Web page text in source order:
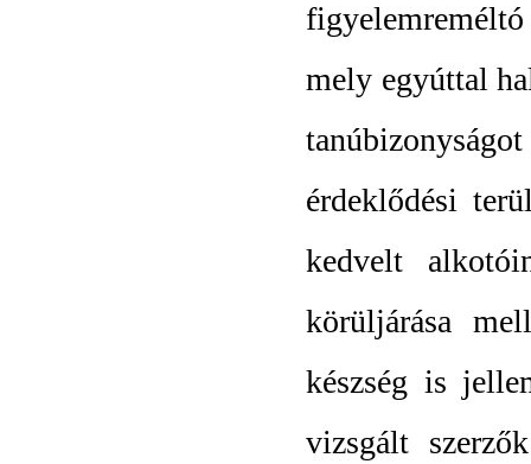
mely egyúttal
érdeklődési
kedvelt
körüljárása
készség is
vizsgált